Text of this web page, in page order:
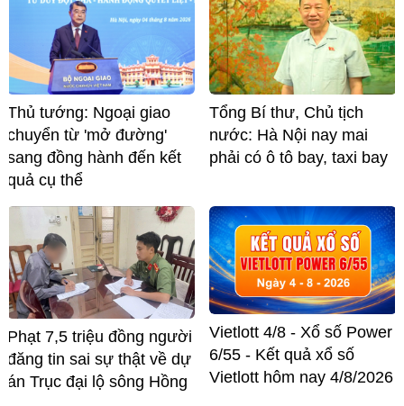
Thủ tướng: Ngoại giao
chuyển từ 'mở đường'
sang đồng hành đến kết
quả cụ thể
Tổng Bí thư, Chủ tịch
nước: Hà Nội nay mai
phải có ô tô bay, taxi bay
Phạt 7,5 triệu đồng người
đăng tin sai sự thật về dự
án Trục đại lộ sông Hồng
Vietlott 4/8 - Xổ số Power
6/55 - Kết quả xổ số
Vietlott hôm nay 4/8/2026